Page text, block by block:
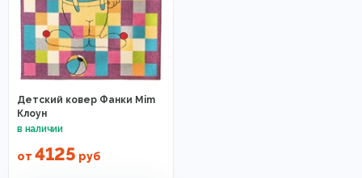
Детский ковер Фанки Mim
Клоун
от 4125 руб